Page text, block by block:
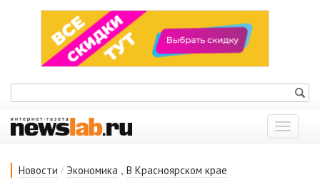
Показать
меню
Новости / Экономика , В Красноярском крае